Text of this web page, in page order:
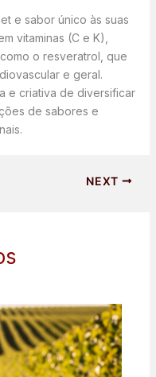
e sabor único às suas
vitaminas (C e K),
o resveratrol, que
e geral.
e criativa de diversificar
de sabores e
NEXT